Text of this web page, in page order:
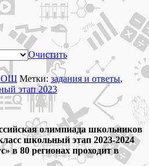
Очистить
Метки: задания и ответы,
этап 2023
олимпиада школьников
школьный этап 2023-2024
в 80 регионах проходит в